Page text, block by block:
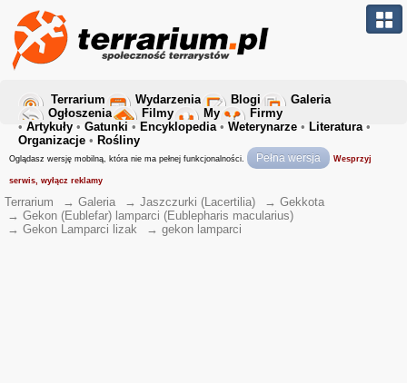
Terrarium Wydarzenia Blogi
Galeria
Ogłoszenia
Filmy My
Firmy
• Artykuły • Gatunki • Encyklopedia• Weterynarze • Literatura•
Organizacje • Rośliny
Oglądasz wersję mobilną, która nie ma pełnej funkcjonalności. Pełna wersja Wesprzyj
serwis, wyłącz reklamy
Terrarium → Galeria → Jaszczurki (Lacertilia) → Gekkota
→ Gekon (Eublefar) lamparci (Eublepharis macularius)
→ Gekon Lamparci lizak → gekon lamparci